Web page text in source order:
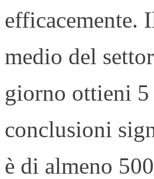
efficacemente.
medio del
giorno ottieni
conclusioni
è di almeno